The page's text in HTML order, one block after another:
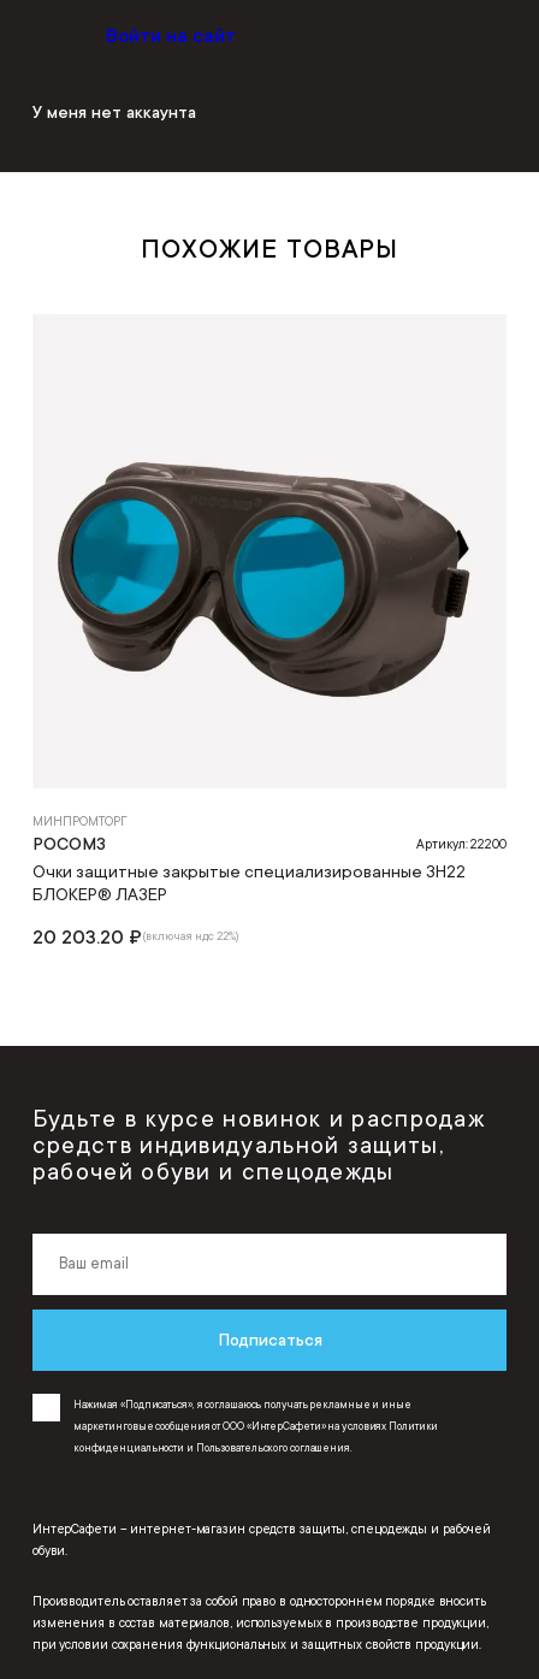
Войти на сайт
У меня нет аккаунта
ПОХОЖИЕ ТОВАРЫ
МИНПРОМТОРГ
РОСОМЗ Артикул: 22200
Очки защитные закрытые специализированные ЗН22
БЛОКЕР® ЛАЗЕР
20 203.20 ₽(включая ндс 22%)
Будьте в курсе новинок и распродаж
средств индивидуальной защиты,
рабочей обуви и спецодежды
Подписаться
Нажимая «Подписаться», я соглашаюсь получать рекламные и иные
маркетинговые сообщения от ООО «ИнтерСафети» на условиях Политики
конфиденциальности и Пользовательского соглашения.
ИнтерСафети – интернет-магазин средств защиты, спецодежды и рабочей
обуви.
Производитель оставляет за собой право в одностороннем порядке вносить
изменения в состав материалов, используемых в производстве продукции,
при условии сохранения функциональных и защитных свойств продукции.